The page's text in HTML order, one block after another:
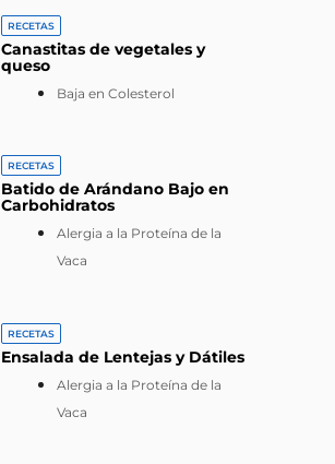
RECETAS
Canastitas de vegetales y
queso
Baja en Colesterol
RECETAS
Batido de Arándano Bajo en
Carbohidratos
Alergia a la Proteína de la
Vaca
RECETAS
Ensalada de Lentejas y Dátiles
Alergia a la Proteína de la
Vaca